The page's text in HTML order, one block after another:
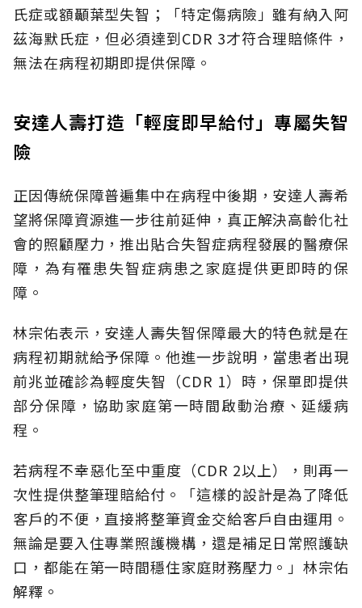
氏症或額顳葉型失智；「特定傷病險」雖有納入阿
茲海默氏症，但必須達到CDR 3才符合理賠條件，
無法在病程初期即提供保障。
安達人壽打造「輕度即早給付」專屬失智
險
正因傳統保障普遍集中在病程中後期，安達人壽希
望將保障資源進一步往前延伸，真正解決高齡化社
會的照顧壓力，推出貼合失智症病程發展的醫療保
障，為有罹患失智症病患之家庭提供更即時的保
障。
林宗佑表示，安達人壽失智保障最大的特色就是在
病程初期就給予保障。他進一步說明，當患者出現
前兆並確診為輕度失智（CDR 1）時，保單即提供
部分保障，協助家庭第一時間啟動治療、延緩病
程。
若病程不幸惡化至中重度（CDR 2以上），則再一
次性提供整筆理賠給付。「這樣的設計是為了降低
客戶的不便，直接將整筆資金交給客戶自由運用。
無論是要入住專業照護機構，還是補足日常照護缺
口，都能在第一時間穩住家庭財務壓力。」林宗佑
解釋。